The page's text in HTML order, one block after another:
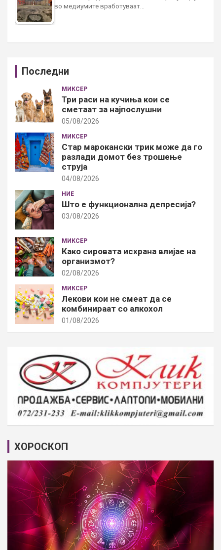
во медиумите вработуваат…
Последни
МИКСЕР
Три раси на кучиња кои се
сметаат за најпослушни
05/08/2026
МИКСЕР
Стар марокански трик може да го
разлади домот без трошење
струја
04/08/2026
НИЕ
Што е функционална депресија?
03/08/2026
МИКСЕР
Како сировата исхрана влијае на
организмот?
02/08/2026
МИКСЕР
Лекови кои не смеат да се
комбинираат со алкохол
01/08/2026
ХОРОСКОП